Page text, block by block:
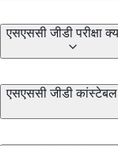
एसएससी जीडी परीक्षा
एसएससी जीडी कांस्टेबल